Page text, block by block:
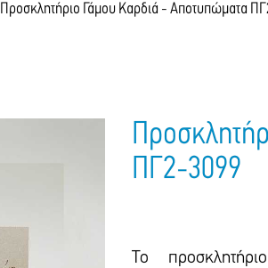
Προσκλητήριο Γάμου Καρδιά - Αποτυπώματα
ΠΓ2-3099
Το